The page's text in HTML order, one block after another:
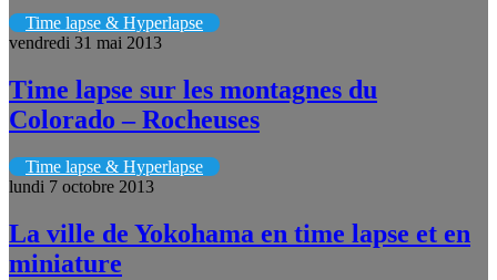
Time lapse & Hyperlapse
vendredi 31 mai 2013
Time lapse sur les montagnes du
Colorado – Rocheuses
Time lapse & Hyperlapse
lundi 7 octobre 2013
La ville de Yokohama en time lapse et en
miniature